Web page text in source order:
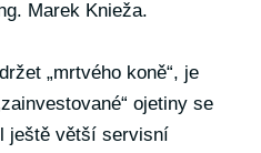
Marek Knieža.
„mrtvého koně“, je
ojetiny se
ještě větší servisní